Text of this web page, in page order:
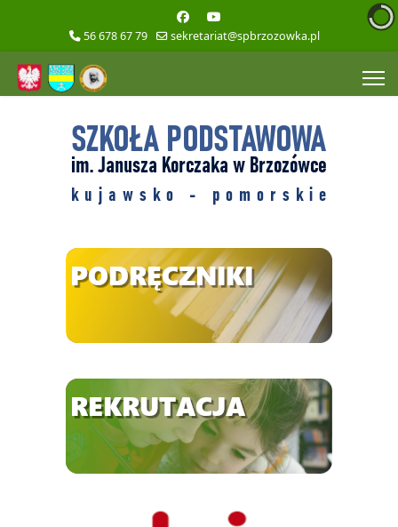
56 678 67 79 sekretariat@spbrzozowka.pl